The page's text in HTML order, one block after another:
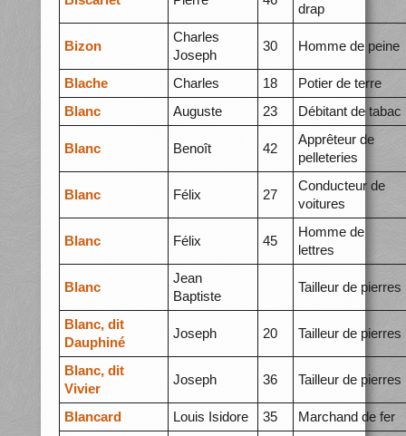
drap
Bizon
Charles
Joseph
30 Homme de peine
Blache Charles 18
Potier de terre
Blanc
Auguste 23 Débitant de tabac
Blanc Benoît 42
Apprêteur de
pelleteries
Blanc Félix 27
Conducteur de
voitures
Blanc Félix 45
Homme de
lettres
Blanc
Jean
Baptiste
Tailleur de pierres
Blanc, dit
Dauphiné
Joseph 20 Tailleur de pierres
Blanc, dit
Vivier
Joseph 36 Tailleur de pierres
Blancard Louis Isidore 35 Marchand de fer